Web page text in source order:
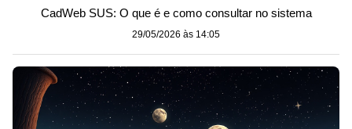
CadWeb SUS: O que é e como consultar no sistema
29/05/2026 às 14:05